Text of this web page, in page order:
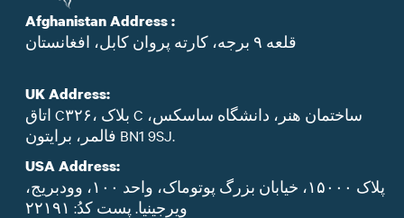
Afghanistan Address :
قلعه ۹ برجه، کارته پروان کابل، افغانستان
UK Address:
اتاق C۳۲۶، بلاک C ساختمان هنر، دانشگاه ساسکس،
فالمر، برایتون BN1 9SJ.
USA Address:
پلاک ۱۵۰۰۰، خیابان بزرگ پوتوماک، واحد ۱۰۰، وودبریج،
ویرجینیا. پست‌ کدُ: ۲۲۱۹۱